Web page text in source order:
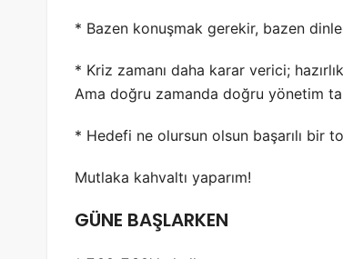
* Bazen konuşmak gerekir, bazen
* Kriz zamanı daha karar verici;
Ama doğru zamanda doğru yönetim
* Hedefi ne olursun olsun başarılı bir
Mutlaka kahvaltı yaparım!
GÜNE BAŞLARKEN